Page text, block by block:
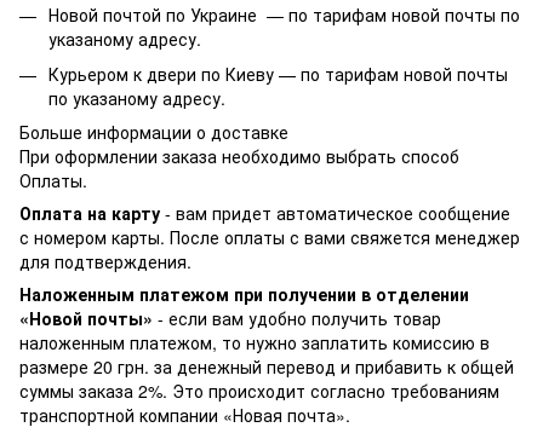
Новой почтой по Украине — по тарифам новой почты по
указаному адресу.
Курьером к двери по Киеву — по тарифам новой почты
по указаному адресу.
Больше информации о доставке
При оформлении заказа необходимо выбрать способ
Оплаты.
Оплата на карту - вам придет автоматическое сообщение
с номером карты. После оплаты с вами свяжется менеджер
для подтверждения.
Наложенным платежом при получении в отделении
«Новой почты» - если вам удобно получить товар
наложенным платежом, то нужно заплатить комиссию в
размере 20 грн. за денежный перевод и прибавить к общей
суммы заказа 2%. Это происходит согласно требованиям
транспортной компании «Новая почта».